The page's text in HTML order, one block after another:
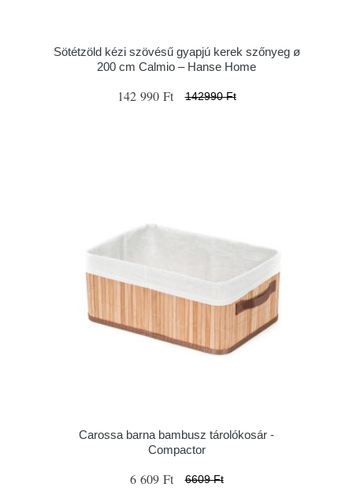
Sötétzöld kézi szövésű gyapjú kerek szőnyeg ø
200 cm Calmio – Hanse Home
142 990 Ft 142990 Ft
Carossa barna bambusz tárolókosár -
Compactor
6 609 Ft 6609 Ft